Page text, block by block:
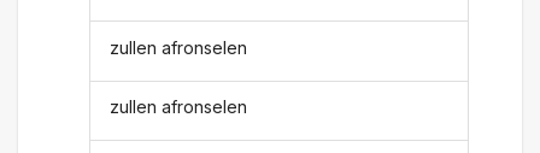
zullen afronselen
zullen afronselen